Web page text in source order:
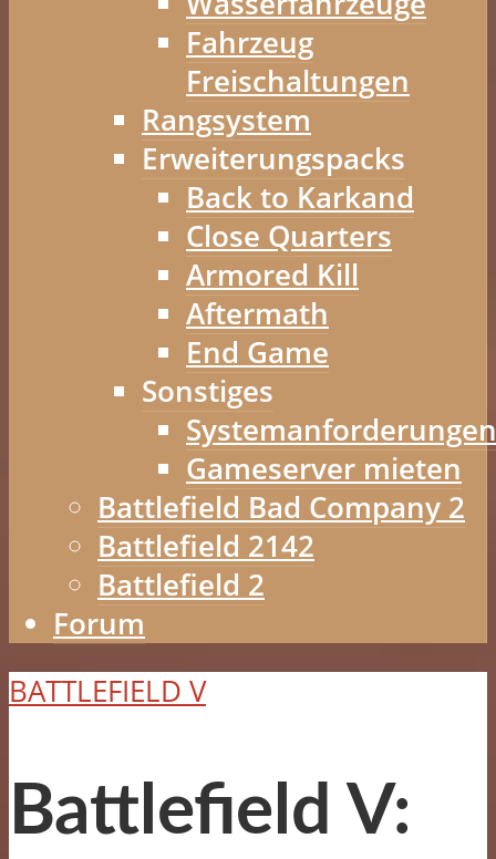
Fahrzeug
Freischaltungen
Rangsystem
Erweiterungspacks
Back to Karkand
Close Quarters
Armored Kill
Aftermath
End Game
Sonstiges
Systemanforderungen
Gameserver mieten
Battlefield Bad Company 2
Battlefield 2142
Battlefield 2
Forum
BATTLEFIELD V
Battlefield V: